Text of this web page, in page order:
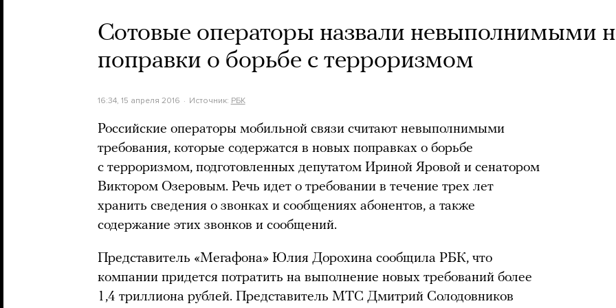
Сотовые операторы назвали невыполнимыми
поправки о борьбе с терроризмом
16:34, 15 апреля 2016 Источник: РБК
Российские операторы мобильной связи считают невыполнимыми
требования, которые содержатся в новых поправках о борьбе
с терроризмом, подготовленных депутатом Ириной Яровой и сенатором
Виктором Озеровым. Речь идет о требовании в течение трех лет
хранить сведения о звонках и сообщениях абонентов, а также
содержание этих звонков и сообщений.
Представитель «Мегафона» Юлия Дорохина сообщила РБК, что
компании придется потратить на выполнение новых требований более
1,4 триллиона рублей. Представитель МТС Дмитрий Солодовников